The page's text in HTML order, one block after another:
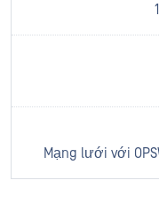
Mạng lưới với